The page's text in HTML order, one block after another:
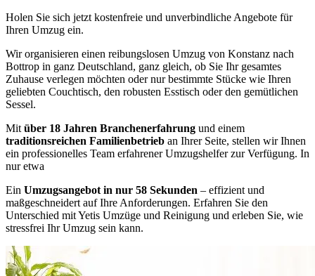
Holen Sie sich jetzt kostenfreie und unverbindliche Angebote für
Ihren Umzug ein.
Wir organisieren einen reibungslosen Umzug von Konstanz nach
Bottrop in ganz Deutschland, ganz gleich, ob Sie Ihr gesamtes
Zuhause verlegen möchten oder nur bestimmte Stücke wie Ihren
geliebten Couchtisch, den robusten Esstisch oder den gemütlichen
Sessel.
Mit über 18 Jahren Branchenerfahrung und einem
traditionsreichen Familienbetrieb an Ihrer Seite, stellen wir Ihnen
ein professionelles Team erfahrener Umzugshelfer zur Verfügung. In
nur etwa
Ein Umzugsangebot in nur 58 Sekunden – effizient und
maßgeschneidert auf Ihre Anforderungen. Erfahren Sie den
Unterschied mit Yetis Umzüge und Reinigung und erleben Sie, wie
stressfrei Ihr Umzug sein kann.